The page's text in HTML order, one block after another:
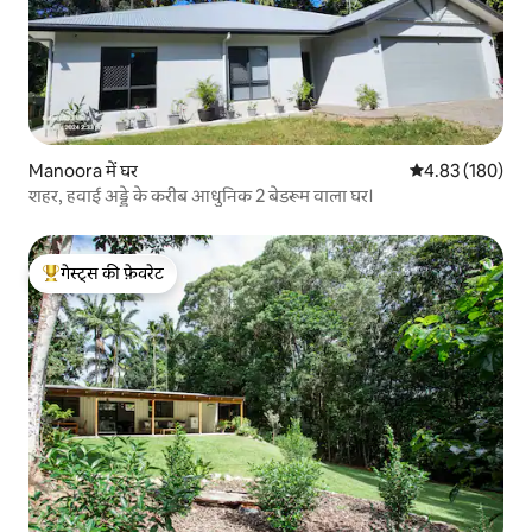
Manoora में घर औसत रेटिंग 5 में से
4.83 (180)
शहर, हवाई अड्डे के करीब आधुनिक 2 बेडरूम वाला घर।
गेस्ट्स का टॉप फ़ेवरेट
गेस्ट्स की फ़ेवरेट